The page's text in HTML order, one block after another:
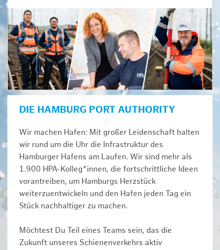
DIE HAMBURG PORT AUTHORITY
Wir machen Hafen: Mit großer Leidenschaft halten
wir rund um die Uhr die Infrastruktur des
Hamburger Hafens am Laufen. Wir sind mehr als
1.900 HPA-Kolleg*innen, die fortschrittliche Ideen
vorantreiben, um Hamburgs Herzstück
weiterzuentwickeln und den Hafen jeden Tag ein
Stück nachhaltiger zu machen.
Möchtest Du Teil eines Teams sein, das die
Zukunft unseres Schienenverkehrs aktiv